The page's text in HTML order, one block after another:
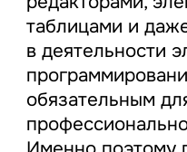
таблицами и
в деятельности
обязательным